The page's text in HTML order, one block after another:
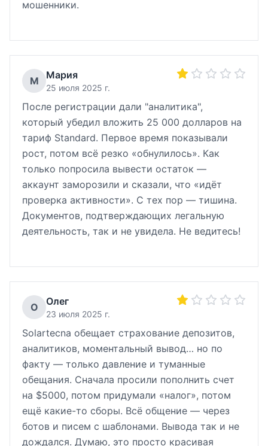
мошенники.
М Мария
25 июля 2025 г.
После регистрации дали "аналитика",
который убедил вложить 25 000 долларов на
тариф Standard. Первое время показывали
рост, потом всё резко «обнулилось». Как
только попросила вывести остаток —
аккаунт заморозили и сказали, что «идёт
проверка активности». С тех пор — тишина.
Документов, подтверждающих легальную
деятельность, так и не увидела. Не ведитесь!
О Олег
23 июля 2025 г.
Solartecna обещает страхование депозитов,
аналитиков, моментальный вывод… но по
факту — только давление и туманные
обещания. Сначала просили пополнить счет
на $5000, потом придумали «налог», потом
ещё какие-то сборы. Всё общение — через
ботов и писем с шаблонами. Вывода так и не
дождался. Думаю, это просто красивая